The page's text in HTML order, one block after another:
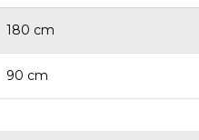
180 cm
90 cm